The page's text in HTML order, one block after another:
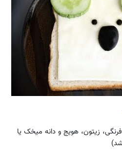
‌زیتون، هویج و دانه میخک یا